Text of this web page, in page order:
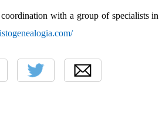
with a group of specialists